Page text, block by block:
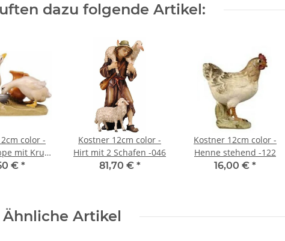
dazu folgende Artikel:
color -
mit Krug
€ *
Kostner 12cm color -
Hirt mit 2 Schafen -046
81,70 € *
Kostner 12cm color -
Henne stehend -122
16,00 € *
Ähnliche Artikel